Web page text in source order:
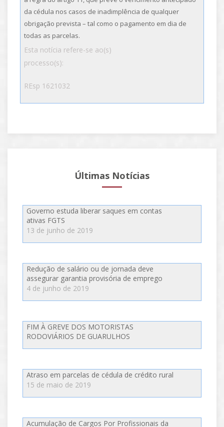
da cédula nos casos de inadimplência de qualquer
obrigação prevista – tal como o pagamento em dia de
todas as parcelas.
Esta notícia refere-se ao(s)
processo(s):
REsp 1621032
Últimas Notícias
Governo estuda liberar saques em contas
ativas FGTS
13 de junho de 2019
Redução de salário ou de jornada deve
assegurar garantia provisória de emprego
4 de junho de 2019
FIM À GREVE DOS MOTORISTAS
RODOVIÁRIOS DE GUARULHOS
Atraso em parcelas de cédula de crédito rural
15 de maio de 2019
Acumulação de Cargos Por Profissionais da